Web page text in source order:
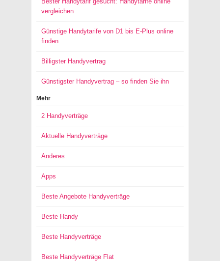
vergleichen
Günstige Handytarife von D1 bis E-Plus online
finden
Billigster Handyvertrag
Günstigster Handyvertrag – so finden Sie ihn
Mehr
2 Handyverträge
Aktuelle Handyverträge
Anderes
Apps
Beste Angebote Handyverträge
Beste Handy
Beste Handyverträge
Beste Handyverträge Flat